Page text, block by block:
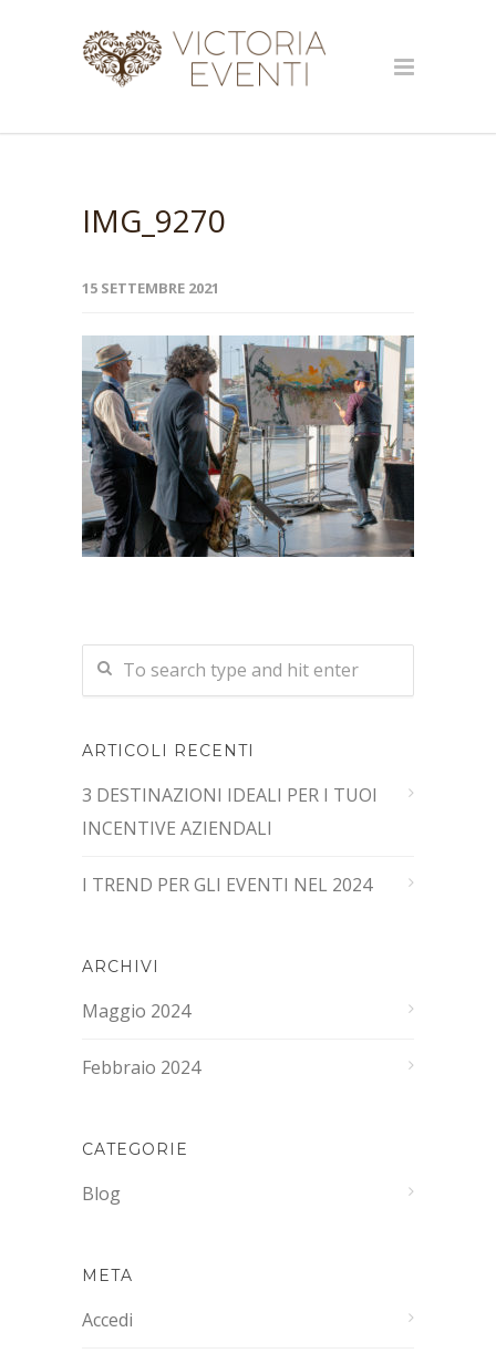
IMG_9270
15 SETTEMBRE 2021
ARTICOLI RECENTI
3 DESTINAZIONI IDEALI PER I TUOI
INCENTIVE AZIENDALI
I TREND PER GLI EVENTI NEL 2024
ARCHIVI
Maggio 2024
Febbraio 2024
CATEGORIE
Blog
META
Accedi